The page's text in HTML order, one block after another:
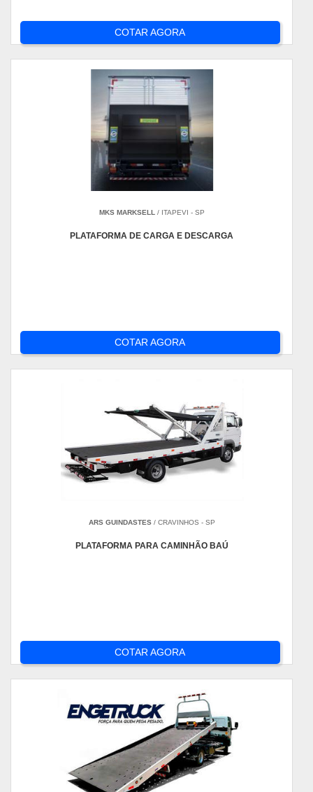
COTAR AGORA
MKS MARKSELL / ITAPEVI - SP
PLATAFORMA DE CARGA E DESCARGA
COTAR AGORA
ARS GUINDASTES/ CRAVINHOS - SP
PLATAFORMA PARA CAMINHÃO BAÚ
COTAR AGORA